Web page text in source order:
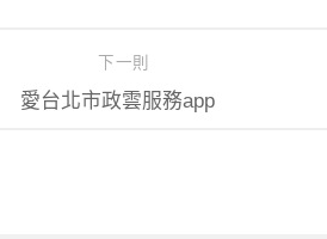
下一則
愛台北市政雲服務app